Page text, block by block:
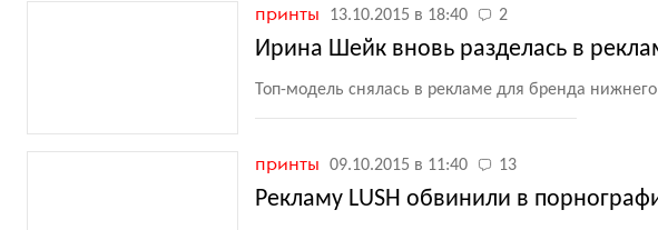
принты 13.10.2015 в 18:40 2
Ирина Шейк вновь разделась в
Топ-модель снялась в рекламе для бренда
принты 09.10.2015 в 11:40 13
Рекламу LUSH обвинили в